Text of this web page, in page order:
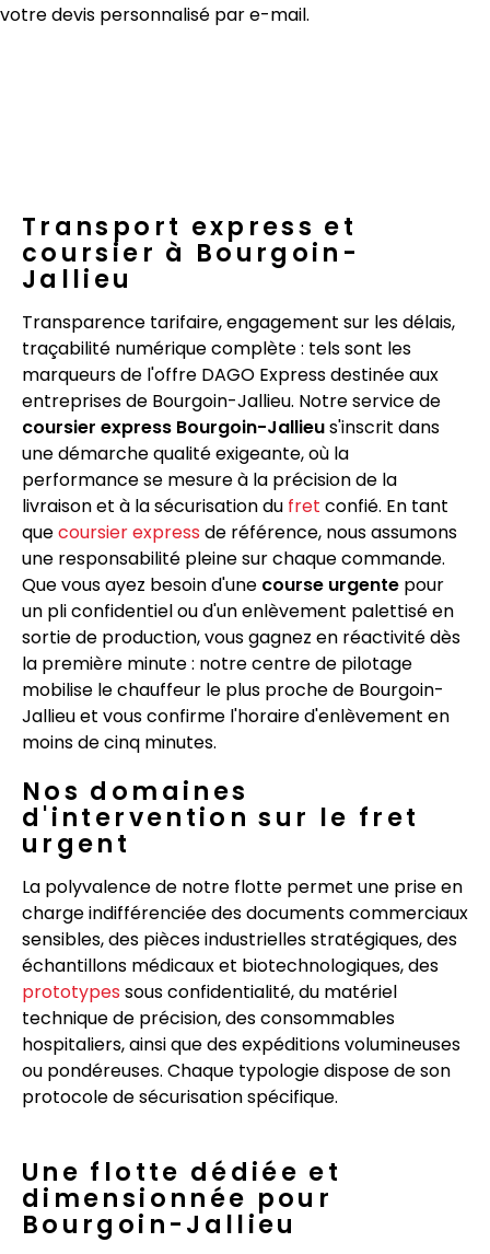
votre devis personnalisé par e-mail.
Transport express et
coursier à Bourgoin-
Jallieu
Transparence tarifaire, engagement sur les délais,
traçabilité numérique complète : tels sont les
marqueurs de l'offre DAGO Express destinée aux
entreprises de Bourgoin-Jallieu. Notre service de
coursier express Bourgoin-Jallieus'inscrit dans
une démarche qualité exigeante, où la
performance se mesure à la précision de la
livraison et à la sécurisation du fret confié. En tant
quecoursier express de référence, nous assumons
une responsabilité pleine sur chaque commande.
Que vous ayez besoin d'une course urgente pour
un pli confidentiel ou d'un enlèvement palettisé en
sortie de production, vous gagnez en réactivité dès
la première minute : notre centre de pilotage
mobilise le chauffeur le plus proche de Bourgoin-
Jallieu et vous confirme l'horaire d'enlèvement en
moins de cinq minutes.
Nos domaines
d'intervention sur le fret
urgent
La polyvalence de notre flotte permet une prise en
charge indifférenciée des documents commerciaux
sensibles, des pièces industrielles stratégiques, des
échantillons médicaux et biotechnologiques, des
prototypes sous confidentialité, du matériel
technique de précision, des consommables
hospitaliers, ainsi que des expéditions volumineuses
ou pondéreuses. Chaque typologie dispose de son
protocole de sécurisation spécifique.
Une flotte dédiée et
dimensionnée pour
Bourgoin-Jallieu